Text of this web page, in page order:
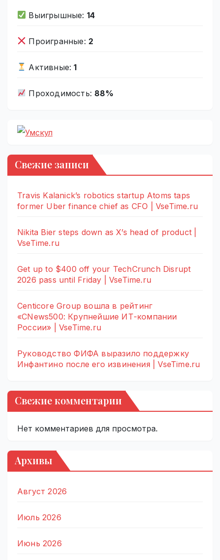
Выигрышные: 14
Проигранные: 2
Активные:1
Проходимость: 88%
Свежие записи
Travis Kalanick’s robotics startup Atoms taps
former Uber finance chief as CFO | VseTime.ru
Nikita Bier steps down as X’s head of product |
VseTime.ru
Get up to $400 off your TechCrunch Disrupt
2026 pass until Friday | VseTime.ru
Centicore Group вошла в рейтинг
«CNews500: Крупнейшие ИТ-компании
России» | VseTime.ru
Руководство ФИФА выразило поддержку
Инфантино после его извинения | VseTime.ru
Свежие комментарии
Нет комментариев для просмотра.
Архивы
Август 2026
Июль 2026
Июнь 2026